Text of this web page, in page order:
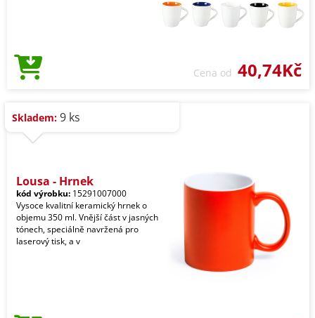
Cena od 40,74Kč
Skladem: 9 ks
Lousa - Hrnek
kód výrobku: 15291007000
Vysoce kvalitní keramický hrnek o
objemu 350 ml. Vnější část v jasných
tónech, speciálně navržená pro
laserový tisk, a v